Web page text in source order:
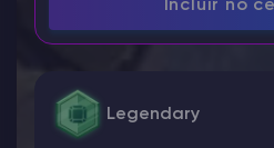
Incluir no
Legendary